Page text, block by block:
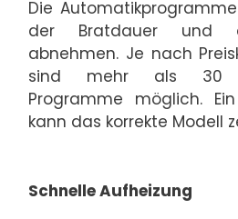
Die
der Bratdauer und
abnehmen. Je nach
sind mehr als 30
Programme möglich.
kann das korrekte Modell
Schnelle Aufheizung